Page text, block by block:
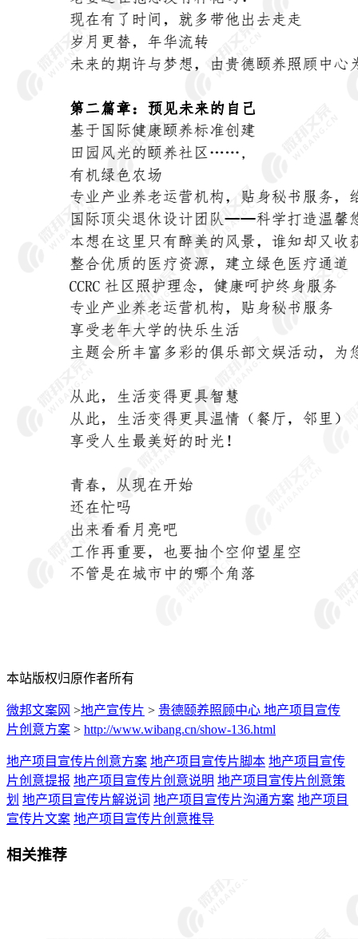
本站版权归原作者所有
微邦文案网 >地产宣传片 > 贵德颐养照顾中心 地产项目宣传
片创意方案 > http://www.wibang.cn/show-136.html
地产项目宣传片创意方案 地产项目宣传片脚本 地产项目宣传
片创意提报 地产项目宣传片创意说明 地产项目宣传片创意策
划 地产项目宣传片解说词 地产项目宣传片沟通方案 地产项目
宣传片文案 地产项目宣传片创意推导
相关推荐